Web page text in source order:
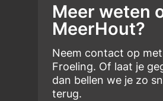
Meer weten
MeerHout?
Neem contact op
Froeling. Of laat je
dan bellen we je zo
terug.